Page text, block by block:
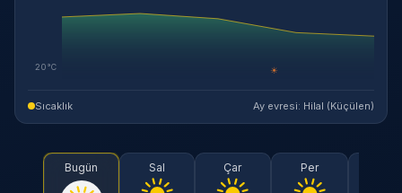
20°C ☀
Sıcaklık Ay evresi: Hilal (Küçülen)
Bugün Sal Çar Per